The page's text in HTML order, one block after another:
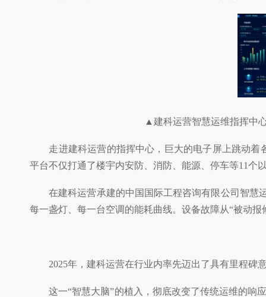
▲建科运营智慧运维指挥中
走进建科运营的指挥中心，巨大的电子屏上跳动着
平台不仅打通了楼宇内安防、消防、能源、停车等11个
在建科运营承建的中国国际工程咨询有限公司智慧运
每一盏灯、每一台空调的能耗曲线。设备故障从“被动
2025年，建科运营在行业内率先迈出了具有里程碑
这一“智慧大脑”的植入，彻底改变了传统运维的响应